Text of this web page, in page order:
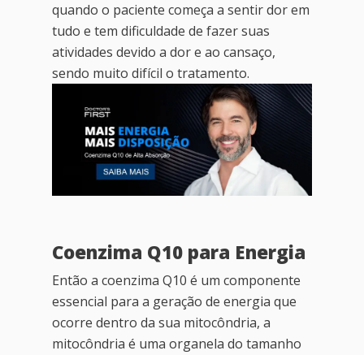
quando o paciente começa a sentir dor em
tudo e tem dificuldade de fazer suas
atividades devido a dor e ao cansaço,
sendo muito difícil o tratamento.
Coenzima Q10 para Energia
Então a coenzima Q10 é um componente
essencial para a geração de energia que
ocorre dentro da sua mitocôndria, a
mitocôndria é uma organela do tamanho